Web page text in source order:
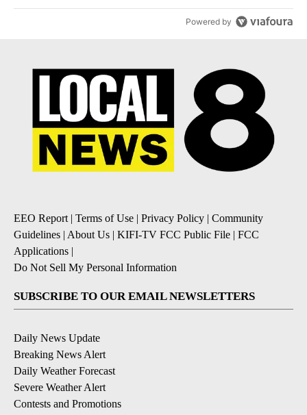
Powered by
EEO Report| Terms of Use | Privacy Policy | Community
Guidelines | About Us | KIFI-TV FCC Public File | FCC
Applications |
Do Not Sell My Personal Information
SUBSCRIBE TO OUR EMAIL NEWSLETTERS
Daily News Update
Breaking News Alert
Daily Weather Forecast
Severe Weather Alert
Contests and Promotions